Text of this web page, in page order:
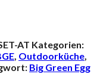
AT Kategorien:
, Outdoorküche,
Big Green Egg